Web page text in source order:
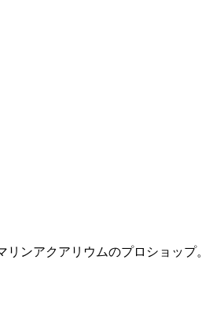
ンアクアリウムのプロショッ